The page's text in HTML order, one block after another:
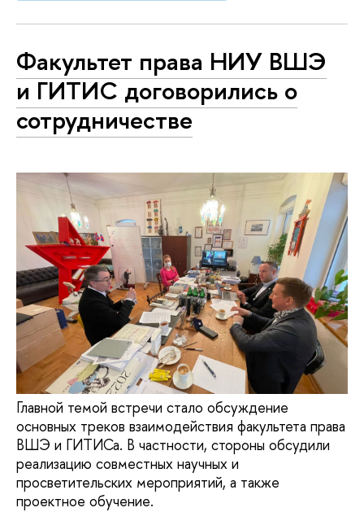
Факультет права НИУ ВШЭ
и ГИТИС договорились о
сотрудничестве
Главной темой встречи стало обсуждение
основных треков взаимодействия факультета права
ВШЭ и ГИТИСа. В частности, стороны обсудили
реализацию совместных научных и
просветительских мероприятий, а также
проектное обучение.